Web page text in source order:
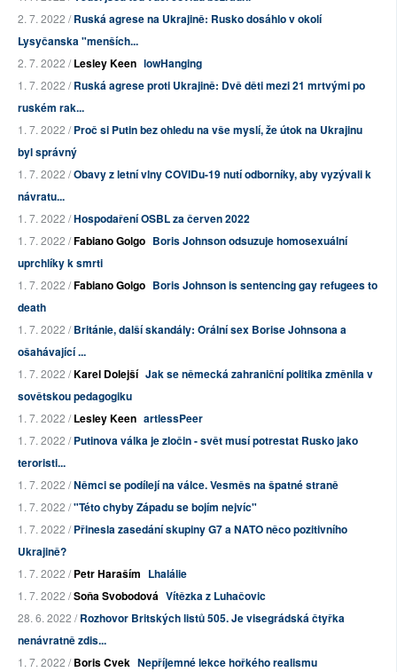
2. 7. 2022 /Ruská agrese na Ukrajině: Rusko dosáhlo v okolí
Lysyčanska "menších...
2. 7. 2022 /Lesley Keen lowHanging
1. 7. 2022 /Ruská agrese proti Ukrajině: Dvě děti mezi 21 mrtvými po
ruském rak...
1. 7. 2022 /Proč si Putin bez ohledu na vše myslí, že útok na Ukrajinu
byl správný
1. 7. 2022 /Obavy z letní vlny COVIDu-19 nutí odborníky, aby vyzývali k
návratu...
1. 7. 2022 /Hospodaření OSBL za červen 2022
1. 7. 2022 /Fabiano Golgo Boris Johnson odsuzuje homosexuální
uprchlíky k smrti
1. 7. 2022 /Fabiano Golgo Boris Johnson is sentencing gay refugees to
death
1. 7. 2022 /Británie, další skandály: Orální sex Borise Johnsona a
ošahávající ...
1. 7. 2022 /Karel Dolejší Jak se německá zahraniční politika změnila v
sovětskou pedagogiku
1. 7. 2022 /Lesley Keen artlessPeer
1. 7. 2022 /Putinova válka je zločin - svět musí potrestat Rusko jako
teroristi...
1. 7. 2022 /Němci se podílejí na válce. Vesměs na špatné straně
1. 7. 2022 /"Této chyby Západu se bojím nejvíc"
1. 7. 2022 /Přinesla zasedání skupiny G7 a NATO něco pozitivního
Ukrajině?
1. 7. 2022 /Petr Haraším Lhalálie
1. 7. 2022 /Soňa Svobodová Vítězka z Luhačovic
28. 6. 2022 /Rozhovor Britských listů 505. Je visegrádská čtyřka
nenávratně zdis...
1. 7. 2022 /Boris Cvek Nepříjemné lekce hořkého realismu